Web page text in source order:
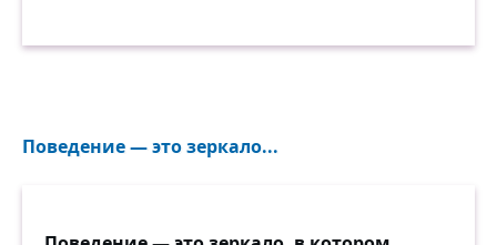
Поведение — это зеркало...